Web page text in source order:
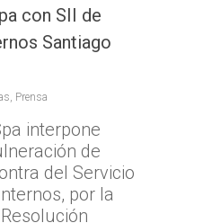
con SII de
Santiago
, Prensa
interpone
de
del Servicio
por la